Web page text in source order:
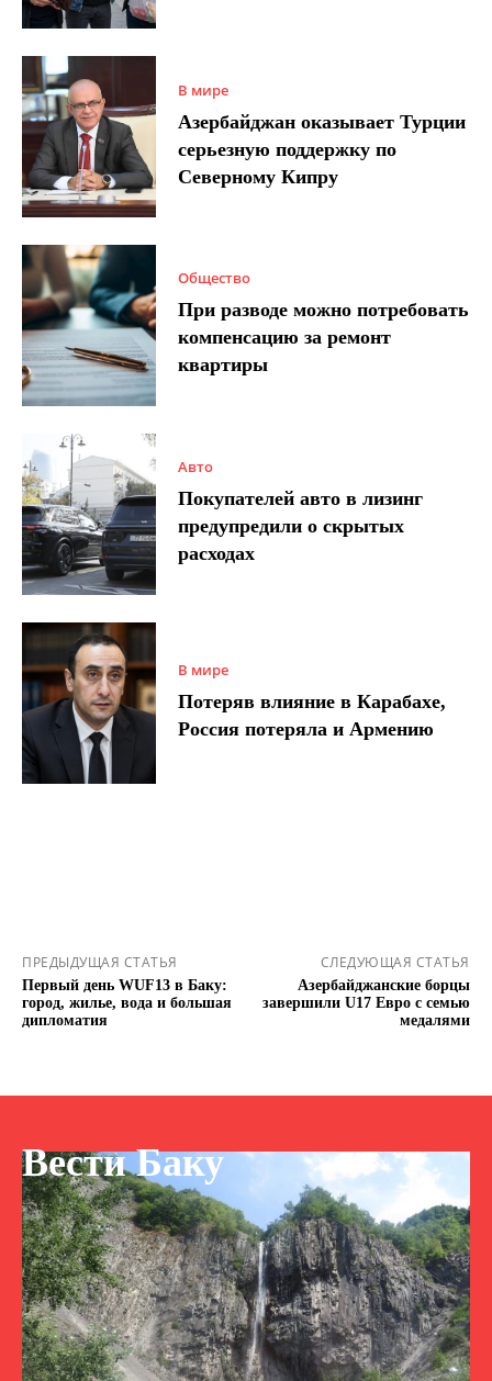
В мире
Азербайджан оказывает Турции
серьезную поддержку по
Северному Кипру
Общество
При разводе можно потребовать
компенсацию за ремонт
квартиры
Авто
Покупателей авто в лизинг
предупредили о скрытых
расходах
В мире
Потеряв влияние в Карабахе,
Россия потеряла и Армению
ПРЕДЫДУЩАЯ СТАТЬЯ
Первый день WUF13 в Баку:
город, жилье, вода и большая
дипломатия
СЛЕДУЮЩАЯ СТАТЬЯ
Азербайджанские борцы
завершили U17 Евро с семью
медалями
Вести Баку